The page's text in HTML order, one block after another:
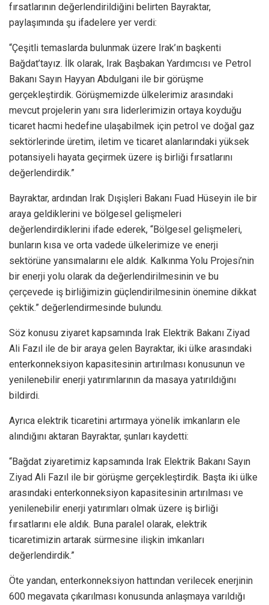
fırsatlarının değerlendirildiğini belirten Bayraktar,
paylaşımında şu ifadelere yer verdi:
“Çeşitli temaslarda bulunmak üzere Irak’ın başkenti
Bağdat’tayız. İlk olarak, Irak Başbakan Yardımcısı ve Petrol
Bakanı Sayın Hayyan Abdulgani ile bir görüşme
gerçekleştirdik. Görüşmemizde ülkelerimiz arasındaki
mevcut projelerin yanı sıra liderlerimizin ortaya koyduğu
ticaret hacmi hedefine ulaşabilmek için petrol ve doğal gaz
sektörlerinde üretim, iletim ve ticaret alanlarındaki yüksek
potansiyeli hayata geçirmek üzere iş birliği fırsatlarını
değerlendirdik.”
Bayraktar, ardından Irak Dışişleri Bakanı Fuad Hüseyin ile bir
araya geldiklerini ve bölgesel gelişmeleri
değerlendirdiklerini ifade ederek, “Bölgesel gelişmeleri,
bunların kısa ve orta vadede ülkelerimize ve enerji
sektörüne yansımalarını ele aldık. Kalkınma Yolu Projesi’nin
bir enerji yolu olarak da değerlendirilmesinin ve bu
çerçevede iş birliğimizin güçlendirilmesinin önemine dikkat
çektik.” değerlendirmesinde bulundu.
Söz konusu ziyaret kapsamında Irak Elektrik Bakanı Ziyad
Ali Fazıl ile de bir araya gelen Bayraktar, iki ülke arasındaki
enterkonneksiyon kapasitesinin artırılması konusunun ve
yenilenebilir enerji yatırımlarının da masaya yatırıldığını
bildirdi.
Ayrıca elektrik ticaretini artırmaya yönelik imkanların ele
alındığını aktaran Bayraktar, şunları kaydetti:
“Bağdat ziyaretimiz kapsamında Irak Elektrik Bakanı Sayın
Ziyad Ali Fazıl ile bir görüşme gerçekleştirdik. Başta iki ülke
arasındaki enterkonneksiyon kapasitesinin artırılması ve
yenilenebilir enerji yatırımları olmak üzere iş birliği
fırsatlarını ele aldık. Buna paralel olarak, elektrik
ticaretimizin artarak sürmesine ilişkin imkanları
değerlendirdik.”
Öte yandan, enterkonneksiyon hattından verilecek enerjinin
600 megavata çıkarılması konusunda anlaşmaya varıldığı